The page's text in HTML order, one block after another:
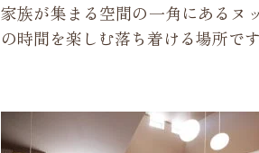
家族が集まる空間の一角にあるヌ
の時間を楽しむ落ち着ける場所です